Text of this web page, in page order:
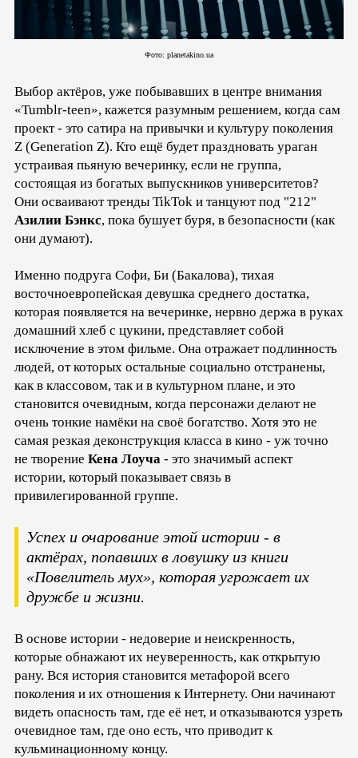
Фото: planetakino.ua
Выбор актёров, уже побывавших в центре внимания
«Tumblr-teen», кажется разумным решением, когда сам
проект - это сатира на привычки и культуру поколения
Z (Generation Z). Кто ещё будет праздновать ураган
устраивая пьяную вечеринку, если не группа,
состоящая из богатых выпускников университетов?
Они осваивают тренды TikTok и танцуют под "212"
Азилии Бэнкс, пока бушует буря, в безопасности (как
они думают).
Именно подруга Софи, Би (Бакалова), тихая
восточноевропейская девушка среднего достатка,
которая появляется на вечеринке, нервно держа в руках
домашний хлеб с цукини, представляет собой
исключение в этом фильме. Она отражает подлинность
людей, от которых остальные социально отстранены,
как в классовом, так и в культурном плане, и это
становится очевидным, когда персонажи делают не
очень тонкие намёки на своё богатство. Хотя это не
самая резкая деконструкция класса в кино - уж точно
не творение Кена Лоуча - это значимый аспект
истории, который показывает связь в
привилегированной группе.
Успех и очарование этой истории - в
актёрах, попавших в ловушку из книги
«Повелитель мух», которая угрожает их
дружбе и жизни.
В основе истории - недоверие и неискренность,
которые обнажают их неуверенность, как открытую
рану. Вся история становится метафорой всего
поколения и их отношения к Интернету. Они начинают
видеть опасность там, где её нет, и отказываются узреть
очевидное там, где оно есть, что приводит к
кульминационному концу.